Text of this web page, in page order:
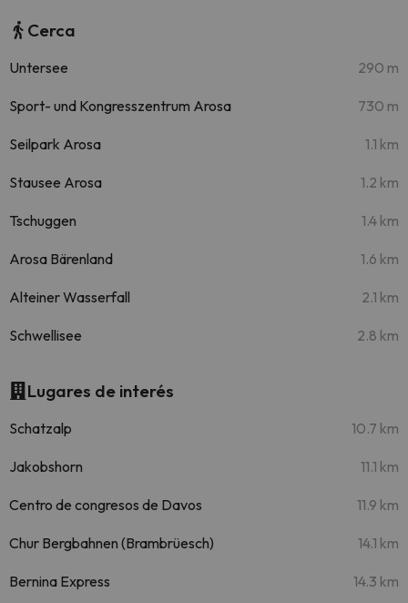
Cerca
Untersee 290 m
Sport- und Kongresszentrum Arosa 730 m
Seilpark Arosa 1.1 km
Stausee Arosa 1.2 km
Tschuggen 1.4 km
Arosa Bärenland 1.6 km
Alteiner Wasserfall 2.1 km
Schwellisee 2.8 km
Lugares de interés
Schatzalp 10.7 km
Jakobshorn 11.1 km
Centro de congresos de Davos 11.9 km
Chur Bergbahnen (Brambrüesch) 14.1 km
Bernina Express 14.3 km